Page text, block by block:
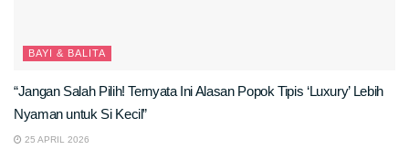
BAYI & BALITA
“Jangan Salah Pilih! Ternyata Ini Alasan Popok Tipis ‘Luxury’ Lebih
Nyaman untuk Si Kecil”
25 APRIL 2026